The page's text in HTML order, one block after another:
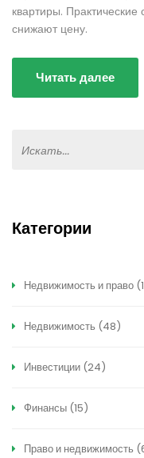
квартиры.
снижают цену.
Читать далее
Категории
Недвижимость и право
Недвижимость (48)
Инвестиции (24)
Финансы (15)
Право и недвижимость